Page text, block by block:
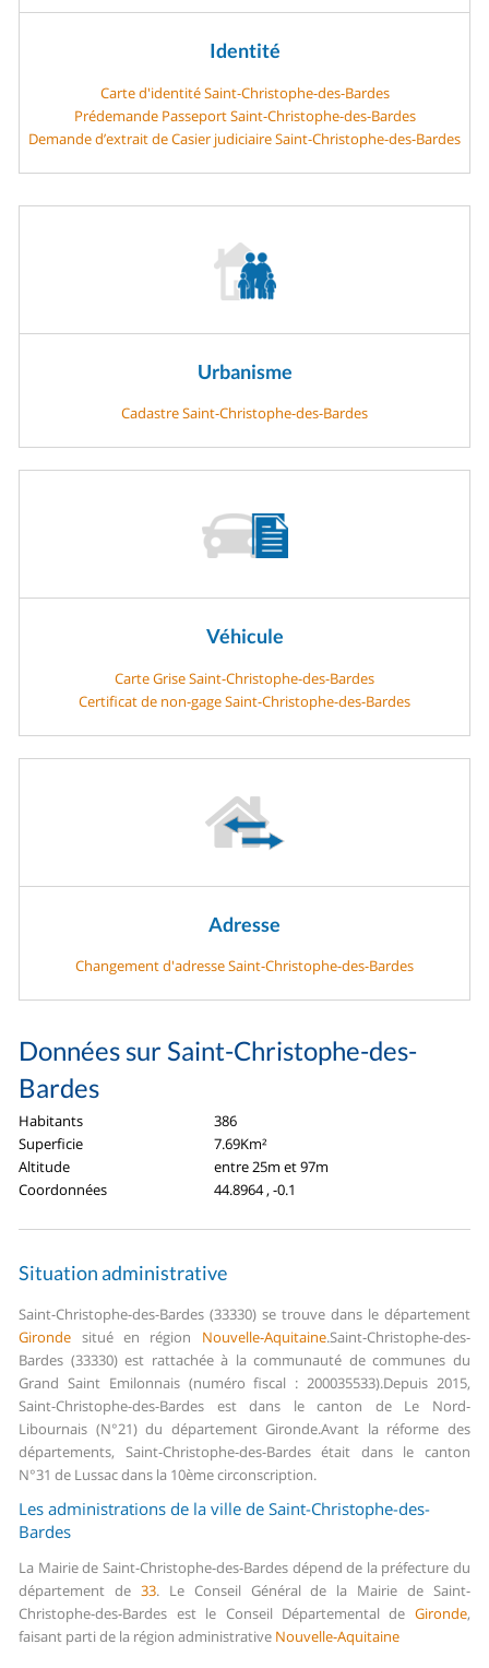
Identité
Carte d'identité Saint-Christophe-des-Bardes
Prédemande Passeport Saint-Christophe-des-Bardes
Demande d’extrait de Casier judiciaire Saint-Christophe-des-Bardes
Urbanisme
Cadastre Saint-Christophe-des-Bardes
Véhicule
Carte Grise Saint-Christophe-des-Bardes
Certificat de non-gage Saint-Christophe-des-Bardes
Adresse
Changement d'adresse Saint-Christophe-des-Bardes
Données sur Saint-Christophe-des-
Bardes
Habitants
386
Superficie
7.69Km²
Altitude
entre 25m et 97m
Coordonnées
44.8964 , -0.1
Situation administrative
Saint-Christophe-des-Bardes (33330) se trouve dans le département
Gironde situé en région Nouvelle-Aquitaine.Saint-Christophe-des-
Bardes (33330) est rattachée à la communauté de communes du
Grand Saint Emilonnais (numéro fiscal : 200035533).Depuis 2015,
Saint-Christophe-des-Bardes est dans le canton de Le Nord-
Libournais (N°21) du département Gironde.Avant la réforme des
départements, Saint-Christophe-des-Bardes était dans le canton
N°31 de Lussac dans la 10ème circonscription.
Les administrations de la ville de Saint-Christophe-des-
Bardes
La Mairie de Saint-Christophe-des-Bardes dépend de la préfecture du
département de 33.Le Conseil Général de la Mairie de Saint-
Christophe-des-Bardes est le Conseil Départemental de Gironde,
faisant parti de la région administrative Nouvelle-Aquitaine